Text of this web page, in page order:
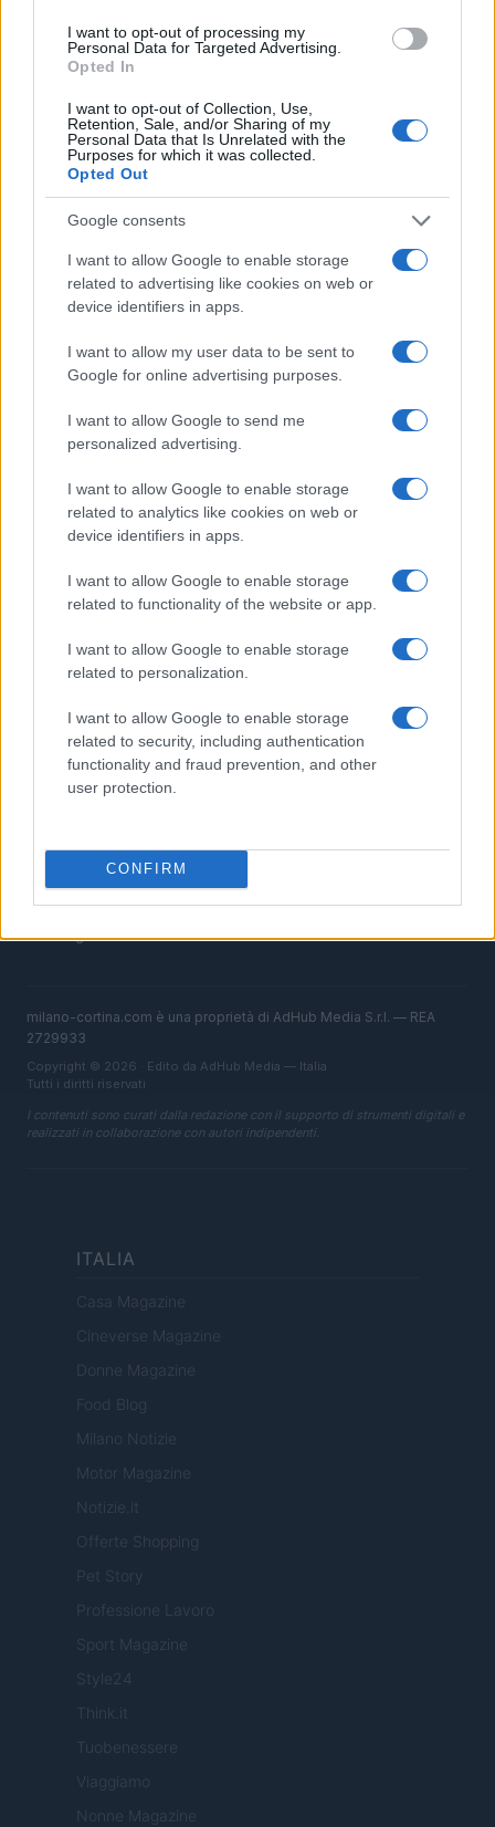
I want to opt-out of processing my
Personal Data for Targeted Advertising.
Opted In
I want to opt-out of Collection, Use,
Retention, Sale, and/or Sharing of my
Personal Data that Is Unrelated with the
Purposes for which it was collected.
Opted Out
Google consents
I want to allow Google to enable storage
related to advertising like cookies on web or
device identifiers in apps.
I want to allow my user data to be sent to
Google for online advertising purposes.
I want to allow Google to send me
personalized advertising.
I want to allow Google to enable storage
related to analytics like cookies on web or
device identifiers in apps.
I want to allow Google to enable storage
related to functionality of the website or app.
I want to allow Google to enable storage
related to personalization.
I want to allow Google to enable storage
related to security, including authentication
functionality and fraud prevention, and other
user protection.
CONFIRM
Innovazione per un Futuro Sostenibile
Esplorazione delle vie alpinistiche e sportive
Peter Corbellini e il passaggio in Squadra B: la storia di
un talenti costruito a Cervinia
4 Scopri il paradiso degli sport invernali nella
Kleinwalsertal
Auto a noleggio a Cortina d’Ampezzo: soluzioni
pratiche e prezzi chiari
Verso il 2026: la magia delle Olimpiadi invernali tra le
vette e la città.
SEZIONI
MIlanoCortina26 (i luoghi)
Discipline Paralimpiche
MAGAZINE
Contattaci
Cookie Policy
Privacy Policy
Note legali
milano-cortina.com è una proprietà di AdHub Media S.r.l. — REA
2729933
Copyright © 2026 · Edito da AdHub Media — Italia
Tutti i diritti riservati
I contenuti sono curati dalla redazione con il supporto di strumenti digitali e
realizzati in collaborazione con autori indipendenti.
ITALIA
Casa Magazine
Cineverse Magazine
Donne Magazine
Food Blog
Milano Notizie
Motor Magazine
Notizie.it
Offerte Shopping
Pet Story
Professione Lavoro
Sport Magazine
Style24
Think.it
Tuobenessere
Viaggiamo
Nonne Magazine